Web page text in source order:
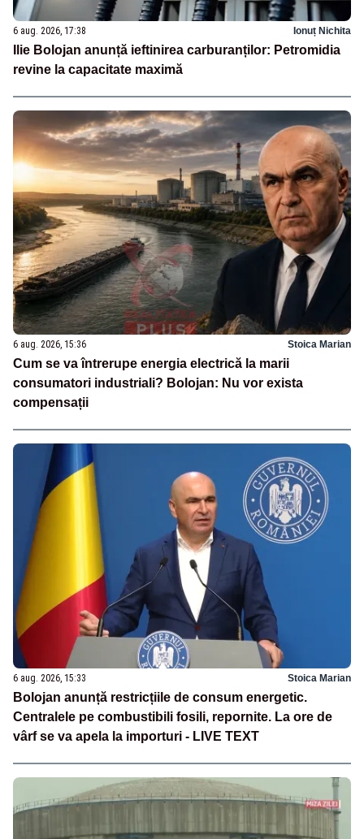
6 aug. 2026, 17:38 Ionuț Nichita
Ilie Bolojan anunță ieftinirea carburanților: Petromidia
revine la capacitate maximă
6 aug. 2026, 15:36 Stoica Marian
Cum se va întrerupe energia electrică la marii
consumatori industriali? Bolojan: Nu vor exista
compensații
6 aug. 2026, 15:33 Stoica Marian
Bolojan anunță restricțiile de consum energetic.
Centralele pe combustibili fosili, repornite. La ore de
vârf se va apela la importuri - LIVE TEXT